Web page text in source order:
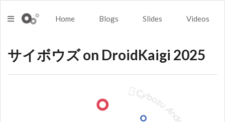
Home Blogs Slides Videos
サイボウズ on DroidKaigi 2025